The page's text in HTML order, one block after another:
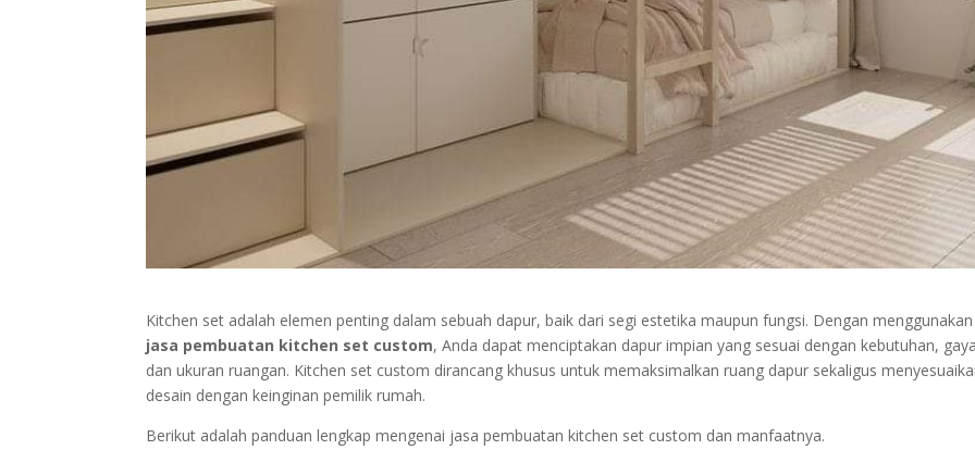
Kitchen set adalah elemen penting dalam sebuah dapur, baik dari segi estetika maupun fungsi. Dengan menggunakan
jasa pembuatan kitchen set custom, Anda dapat menciptakan dapur impian yang sesuai dengan kebutuhan,
dan ukuran ruangan. Kitchen set custom dirancang khusus untuk memaksimalkan ruang dapur sekaligus
desain dengan keinginan pemilik rumah.
Berikut adalah panduan lengkap mengenai jasa pembuatan kitchen set custom dan manfaatnya.